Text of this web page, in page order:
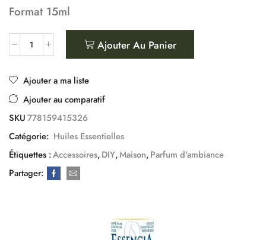
Format 15ml
Ajouter Au Panier
Ajouter a ma liste
Ajouter au comparatif
SKU778159415326
Catégorie: Huiles Essentielles
Étiquettes :Accessoires,DIY,Maison,Parfum d'ambiance
Partager: